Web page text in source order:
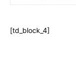
[td_block_4]